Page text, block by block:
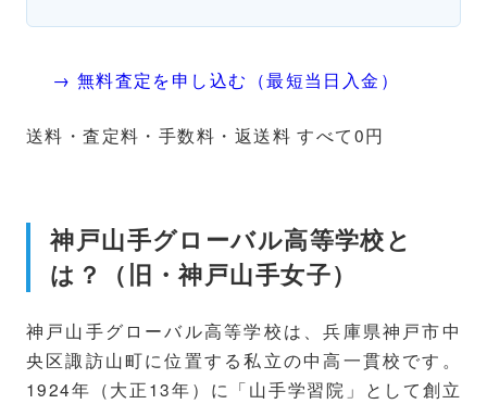
→ 無料査定を申し込む（最短当日入金）
送料・査定料・手数料・返送料 すべて0円
神戸山手グローバル高等学校と
は？（旧・神戸山手女子）
神戸山手グローバル高等学校は、兵庫県神戸市中
央区諏訪山町に位置する私立の中高一貫校です。
1924年（大正13年）に「山手学習院」として創立